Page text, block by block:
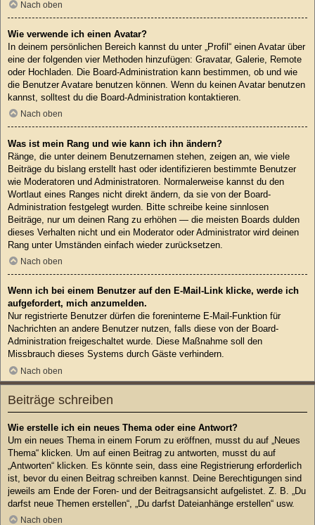
Nach oben
Wie verwende ich einen Avatar?
In deinem persönlichen Bereich kannst du unter „Profil“ einen Avatar über
eine der folgenden vier Methoden hinzufügen: Gravatar, Galerie, Remote
oder Hochladen. Die Board-Administration kann bestimmen, ob und wie
die Benutzer Avatare benutzen können. Wenn du keinen Avatar benutzen
kannst, solltest du die Board-Administration kontaktieren.
Nach oben
Was ist mein Rang und wie kann ich ihn ändern?
Ränge, die unter deinem Benutzernamen stehen, zeigen an, wie viele
Beiträge du bislang erstellt hast oder identifizieren bestimmte Benutzer
wie Moderatoren und Administratoren. Normalerweise kannst du den
Wortlaut eines Ranges nicht direkt ändern, da sie von der Board-
Administration festgelegt wurden. Bitte schreibe keine sinnlosen
Beiträge, nur um deinen Rang zu erhöhen — die meisten Boards dulden
dieses Verhalten nicht und ein Moderator oder Administrator wird deinen
Rang unter Umständen einfach wieder zurücksetzen.
Nach oben
Wenn ich bei einem Benutzer auf den E-Mail-Link klicke, werde ich
aufgefordert, mich anzumelden.
Nur registrierte Benutzer dürfen die foreninterne E-Mail-Funktion für
Nachrichten an andere Benutzer nutzen, falls diese von der Board-
Administration freigeschaltet wurde. Diese Maßnahme soll den
Missbrauch dieses Systems durch Gäste verhindern.
Nach oben
Beiträge schreiben
Wie erstelle ich ein neues Thema oder eine Antwort?
Um ein neues Thema in einem Forum zu eröffnen, musst du auf „Neues
Thema“ klicken. Um auf einen Beitrag zu antworten, musst du auf
„Antworten“ klicken. Es könnte sein, dass eine Registrierung erforderlich
ist, bevor du einen Beitrag schreiben kannst. Deine Berechtigungen sind
jeweils am Ende der Foren- und der Beitragsansicht aufgelistet. Z. B. „Du
darfst neue Themen erstellen“, „Du darfst Dateianhänge erstellen“ usw.
Nach oben